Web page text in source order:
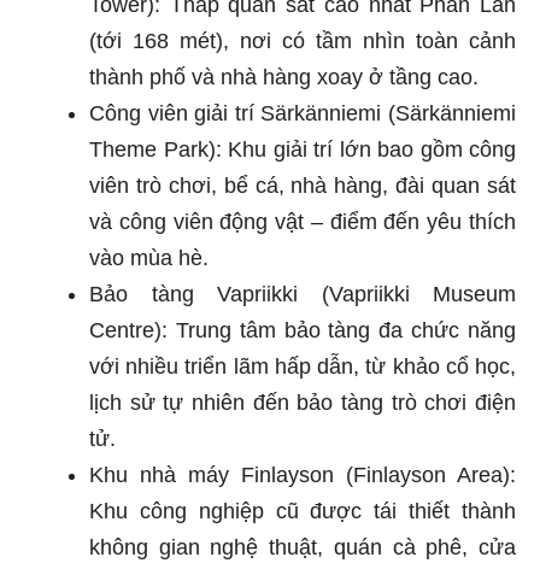
(tới 168 mét), nơi có tầm nhìn toàn cảnh
thành phố và nhà hàng xoay ở tầng cao.
Công viên giải trí Särkänniemi (Särkänniemi
Theme Park): Khu giải trí lớn bao gồm công
viên trò chơi, bể cá, nhà hàng, đài quan sát
và công viên động vật – điểm đến yêu thích
vào mùa hè.
Bảo tàng Vapriikki (Vapriikki Museum
Centre): Trung tâm bảo tàng đa chức năng
với nhiều triển lãm hấp dẫn, từ khảo cổ học,
lịch sử tự nhiên đến bảo tàng trò chơi điện
tử.
Khu nhà máy Finlayson (Finlayson Area):
Khu công nghiệp cũ được tái thiết thành
không gian nghệ thuật, quán cà phê, cửa